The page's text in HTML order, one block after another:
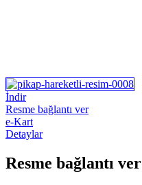
İndir
Resme bağlantı ver
e-Kart
Detaylar
Resme bağlantı ver